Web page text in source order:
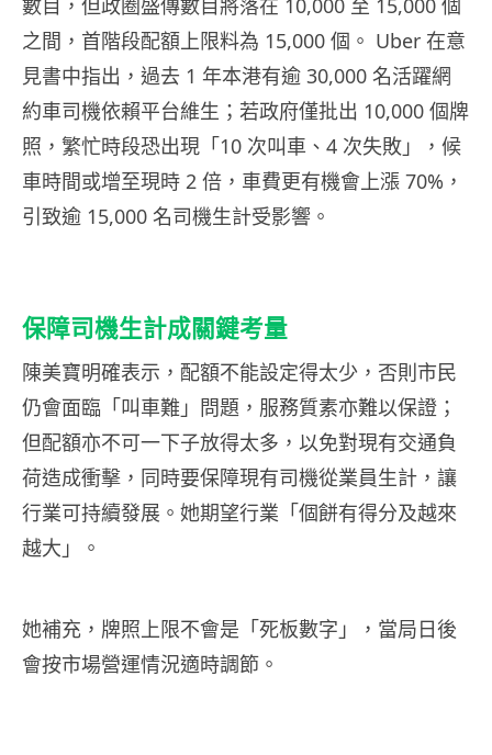
數目，但政圈盛傳數目將落在 10,000 至 15,000 個
之間，首階段配額上限料為 15,000 個。 Uber 在意
見書中指出，過去 1 年本港有逾 30,000 名活躍網
約車司機依賴平台維生；若政府僅批出 10,000 個牌
照，繁忙時段恐出現「10 次叫車、4 次失敗」，候
車時間或增至現時 2 倍，車費更有機會上漲 70%，
引致逾 15,000 名司機生計受影響。
保障司機生計成關鍵考量
陳美寶明確表示，配額不能設定得太少，否則市民
仍會面臨「叫車難」問題，服務質素亦難以保證；
但配額亦不可一下子放得太多，以免對現有交通負
荷造成衝擊，同時要保障現有司機從業員生計，讓
行業可持續發展。她期望行業「個餅有得分及越來
越大」。
她補充，牌照上限不會是「死板數字」，當局日後
會按市場營運情況適時調節。